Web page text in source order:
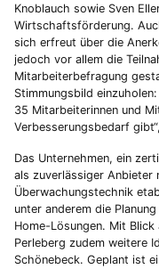
Knoblauch sowie Sven
Wirtschaftsförderung.
sich erfreut über die
jedoch vor allem die
Mitarbeiterbefragung
Stimmungsbild
35 Mitarbeiterinnen und
Verbesserungsbedarf
Das Unternehmen, ein
als zuverlässiger Anbieter
Überwachungstechnik
unter anderem die
Home-Lösungen. Mit
Perleberg zudem weitere
Schönebeck. Geplant ist